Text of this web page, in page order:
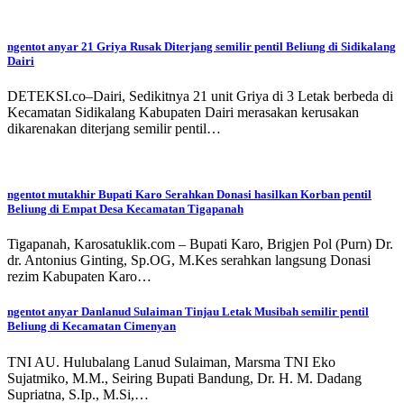
ngentot anyar 21 Griya Rusak Diterjang semilir pentil Beliung di Sidikalang
Dairi
DETEKSI.co–Dairi, Sedikitnya 21 unit Griya di 3 Letak berbeda di
Kecamatan Sidikalang Kabupaten Dairi merasakan kerusakan
dikarenakan diterjang semilir pentil…
ngentot mutakhir Bupati Karo Serahkan Donasi hasilkan Korban pentil
Beliung di Empat Desa Kecamatan Tigapanah
Tigapanah, Karosatuklik.com – Bupati Karo, Brigjen Pol (Purn) Dr.
dr. Antonius Ginting, Sp.OG, M.Kes serahkan langsung Donasi
rezim Kabupaten Karo…
ngentot anyar Danlanud Sulaiman Tinjau Letak Musibah semilir pentil
Beliung di Kecamatan Cimenyan
TNI AU. Hulubalang Lanud Sulaiman, Marsma TNI Eko
Sujatmiko, M.M., Seiring Bupati Bandung, Dr. H. M. Dadang
Supriatna, S.Ip., M.Si,…